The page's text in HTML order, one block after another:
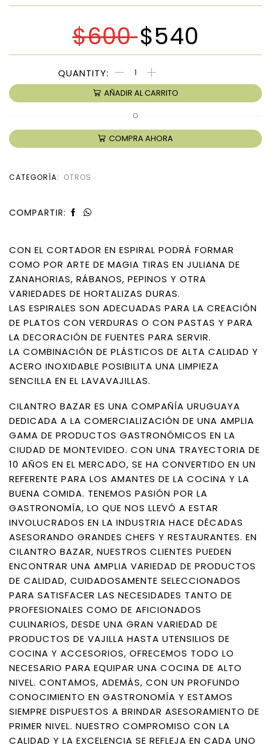
$600 $540
AÑADIR AL CARRITO
O
COMPRA AHORA
CATEGORÍA: OTROS
COMPARTIR:
CON EL CORTADOR EN ESPIRAL PODRÁ FORMAR
COMO POR ARTE DE MAGIA TIRAS EN JULIANA DE
ZANAHORIAS, RÁBANOS, PEPINOS Y OTRA
VARIEDADES DE HORTALIZAS DURAS.
LAS ESPIRALES SON ADECUADAS PARA LA CREACIÓN
DE PLATOS CON VERDURAS O CON PASTAS Y PARA
LA DECORACIÓN DE FUENTES PARA SERVIR.
LA COMBINACIÓN DE PLÁSTICOS DE ALTA CALIDAD Y
ACERO INOXIDABLE POSIBILITA UNA LIMPIEZA
SENCILLA EN EL LAVAVAJILLAS.
CILANTRO BAZAR ES UNA COMPAÑÍA URUGUAYA
DEDICADA A LA COMERCIALIZACIÓN DE UNA AMPLIA
GAMA DE PRODUCTOS GASTRONÓMICOS EN LA
CIUDAD DE MONTEVIDEO. CON UNA TRAYECTORIA DE
10 AÑOS EN EL MERCADO, SE HA CONVERTIDO EN UN
REFERENTE PARA LOS AMANTES DE LA COCINA Y LA
BUENA COMIDA. TENEMOS PASIÓN POR LA
GASTRONOMÍA, LO QUE NOS LLEVÓ A ESTAR
INVOLUCRADOS EN LA INDUSTRIA HACE DÉCADAS
ASESORANDO GRANDES CHEFS Y RESTAURANTES. EN
CILANTRO BAZAR, NUESTROS CLIENTES PUEDEN
ENCONTRAR UNA AMPLIA VARIEDAD DE PRODUCTOS
DE CALIDAD, CUIDADOSAMENTE SELECCIONADOS
PARA SATISFACER LAS NECESIDADES TANTO DE
PROFESIONALES COMO DE AFICIONADOS
CULINARIOS, DESDE UNA GRAN VARIEDAD DE
PRODUCTOS DE VAJILLA HASTA UTENSILIOS DE
COCINA Y ACCESORIOS, OFRECEMOS TODO LO
NECESARIO PARA EQUIPAR UNA COCINA DE ALTO
NIVEL. CONTAMOS, ADEMÁS, CON UN PROFUNDO
CONOCIMIENTO EN GASTRONOMÍA Y ESTAMOS
SIEMPRE DISPUESTOS A BRINDAR ASESORAMIENTO DE
PRIMER NIVEL. NUESTRO COMPROMISO CON LA
CALIDAD Y LA EXCELENCIA SE REFLEJA EN CADA UNO